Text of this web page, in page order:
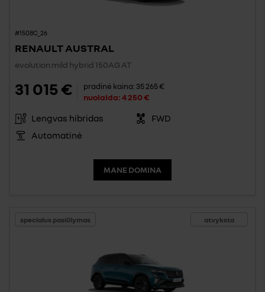
#1508C_26
RENAULT AUSTRAL
evolution mild hybrid 150AG AT
31 015 € pradinė kaina: 35 265 €
nuolaida:4 250 €
Lengvas hibridas
FWD
Automatinė
MANE DOMINA
atvyksta
specialus pasiūlymas